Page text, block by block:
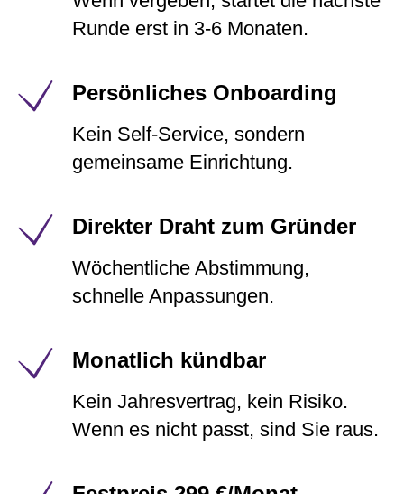
Runde erst in 3-6 Monaten.
Persönliches Onboarding
Kein Self-Service, sondern
gemeinsame Einrichtung.
Direkter Draht zum Gründer
Wöchentliche Abstimmung,
schnelle Anpassungen.
Monatlich kündbar
Kein Jahresvertrag, kein Risiko.
Wenn es nicht passt, sind Sie raus.